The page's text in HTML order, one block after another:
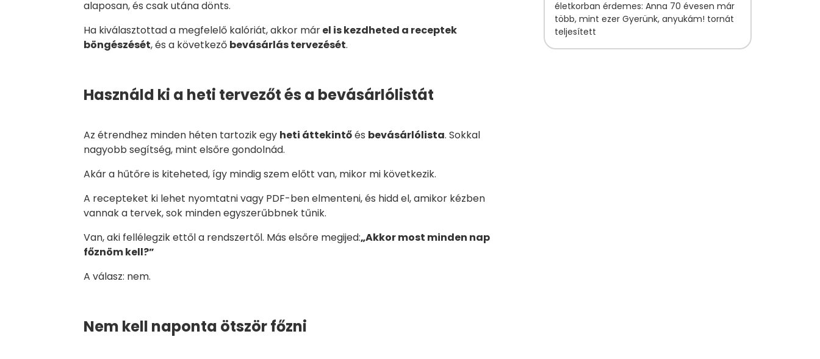
alaposan, és csak utána dönts.
Ha kiválasztottad a megfelelő kalóriát, akkor márel is kezdheted a receptek
böngészését, és a következő bevásárlás tervezését.
Használd ki a heti tervezőt és a bevásárlólistát
Az étrendhez minden héten tartozik egy heti áttekintőés bevásárlólista. Sokkal
nagyobb segítség, mint elsőre gondolnád.
Akár a hűtőre is kiteheted, így mindig szem előtt van, mikor mi következik.
A recepteket ki lehet nyomtatni vagy PDF-ben elmenteni, és hidd el, amikor kézben
vannak a tervek, sok minden egyszerűbbnek tűnik.
Van, aki fellélegzik ettől a rendszertől. Más elsőre megijed:„Akkor most minden nap
főznöm kell?”
A válasz: nem.
Nem kell naponta ötször főzni
életkorban érdemes: Anna 70 évesen már
több, mint ezer Gyerünk, anyukám! tornát
teljesített